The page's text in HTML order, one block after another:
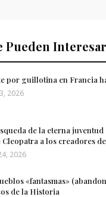
Pueden
por guillotina en Francia
2026
de la eterna
Cleopatra a los creadores
2026
«fantasmas»
de la Historia